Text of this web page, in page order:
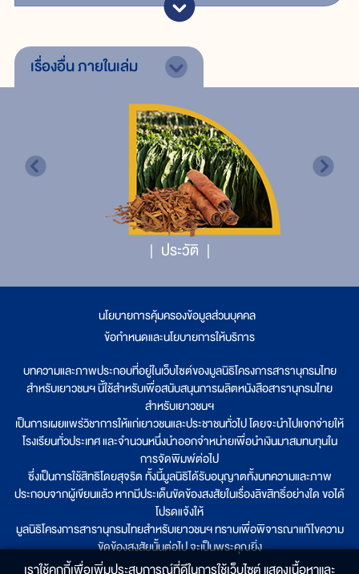
เรื่องอื่นภายในเล่ม
ประวัติ
นโยบายการคุ้มครองข้อมูลส่วนบุคคล
ข้อกำหนดและนโยบายการให้บริการ
บทความและภาพประกอบที่อยู่ในเว็บไซต์ของมูลนิธิโครงการสารานุกรมไทย
สำหรับเยาวชนฯ นี้ใช้สำหรับเพื่อสนับสนุนการผลิตหนังสือสารานุกรมไทย
สำหรับเยาวชนฯ
เป็นการเผยแพร่วิชาการให้แก่เยาวชนและประชาชนทั่วไป โดยจะนำไปแจกจ่ายให้
โรงเรียนทั่วประเทศ และจำนวนหนึ่งนำออกจำหน่ายเพื่อนำเงินมาสมทบทุนใน
การจัดพิมพ์ต่อไป
ซึ่งเป็นการใช้สิทธิโดยสุจริต ทั้งนี้มูลนิธิได้รับอนุญาตทั้งบทความและภาพ
ประกอบจากผู้เขียนแล้ว หากมีประเด็นขัดข้องสงสัยในเรื่องลิขสิทธิ์อย่างใด ขอได้
โปรดแจ้งให้
มูลนิธิโครงการสารานุกรมไทยสำหรับเยาวชนฯ ทราบเพื่อพิจารณาแก้ไขความ
ขัดข้องสงสัยนั้นต่อไป จะเป็นพระคุณยิ่ง